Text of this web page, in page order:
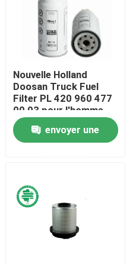
moteur de cabine
Nouvelle Holland
Doosan Truck Fuel
Filter PL 420 960 477
00 03 pour l'homme
Daf Engines
envoyer une